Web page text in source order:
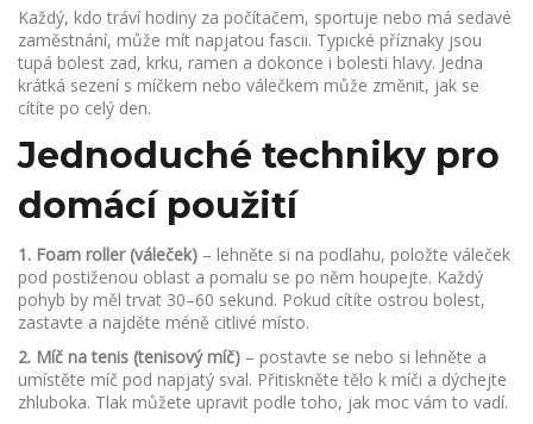
Každý, kdo tráví hodiny za počítačem, sportuje nebo má sedavé
zaměstnání, může mít napjatou fascii. Typické příznaky jsou
tupá bolest zad, krku, ramen a dokonce i bolesti hlavy. Jedna
krátká sezení s míčkem nebo válečkem může změnit, jak se
cítíte po celý den.
Jednoduché techniky pro
domácí použití
1. Foam roller (váleček) – lehněte si na podlahu, položte váleček
pod postiženou oblast a pomalu se po něm houpejte. Každý
pohyb by měl trvat 30–60 sekund. Pokud cítíte ostrou bolest,
zastavte a najděte méně citlivé místo.
2. Míč na tenis (tenisový míč) – postavte se nebo si lehněte a
umístěte míč pod napjatý sval. Přitiskněte tělo k míči a dýchejte
zhluboka. Tlak můžete upravit podle toho, jak moc vám to vadí.